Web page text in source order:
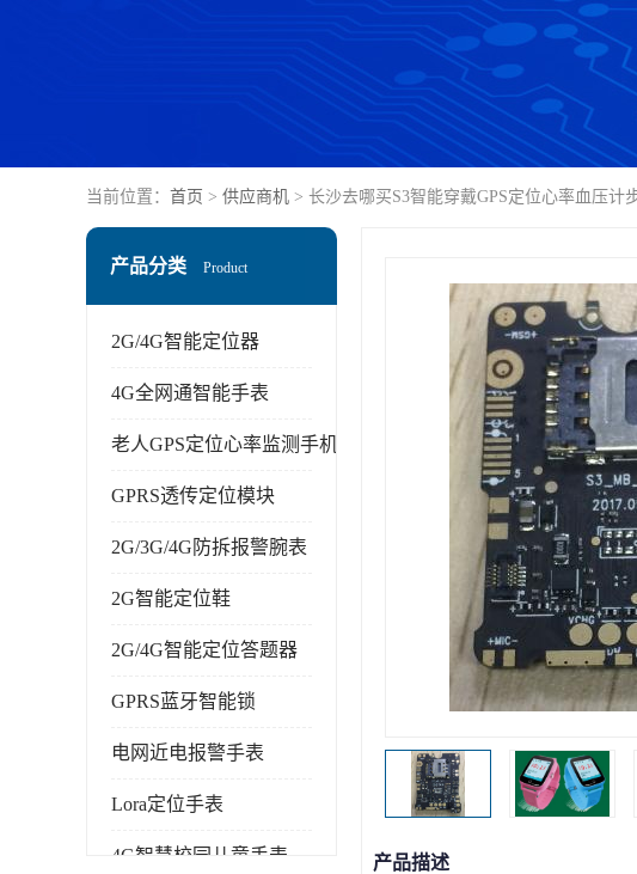
当前位置： 首页 > 供应商机 > 长沙去哪买S3智能穿戴GPS定位心率血压计
产品分类 Product
2G/4G智能定位器
4G全网通智能手表
老人GPS定位心率监测手机
GPRS透传定位模块
2G/3G/4G防拆报警腕表
2G智能定位鞋
2G/4G智能定位答题器
GPRS蓝牙智能锁
电网近电报警手表
Lora定位手表
4G智慧校园儿童手表 产品描述